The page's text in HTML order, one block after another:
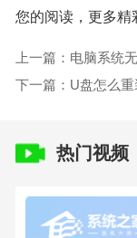
您的阅读，更多精
上一篇：电脑系统
下一篇：U盘怎么
热门视频